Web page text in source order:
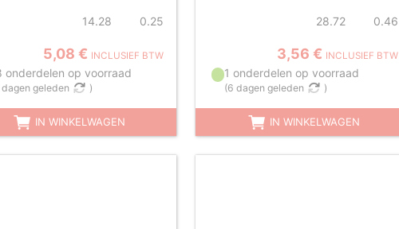
14.28 0.25
5,08 € INCLUSIEF BTW
onderdelen op voorraad
geleden )
IN WINKELWAGEN
28.72 0.46
3,56 € INCLUSIEF BTW
1 onderdelen op voorraad
(6 dagen geleden )
IN WINKELWAGEN